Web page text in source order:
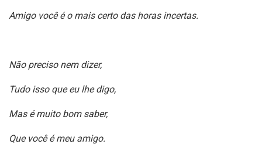
Amigo você é o mais certo das horas incertas.
Não preciso nem dizer,
Tudo isso que eu lhe digo,
Mas é muito bom saber,
Que você é meu amigo.